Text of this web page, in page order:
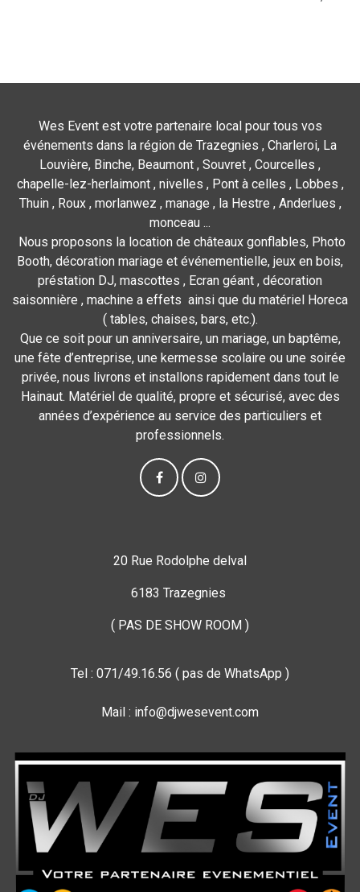
Wes Event est votre partenaire local pour tous vos
événements dans la région de Trazegnies , Charleroi, La
Louvière, Binche, Beaumont , Souvret , Courcelles ,
chapelle-lez-herlaimont , nivelles , Pont à celles , Lobbes ,
Thuin , Roux , morlanwez , manage , la Hestre , Anderlues ,
monceau ...
Nous proposons la location de châteaux gonflables, Photo
Booth, décoration mariage et événementielle, jeux en bois,
préstation DJ, mascottes , Ecran géant , décoration
saisonnière , machine a effets ainsi que du matériel Horeca
( tables, chaises, bars, etc.).
Que ce soit pour un anniversaire, un mariage, un baptême,
une fête d’entreprise, une kermesse scolaire ou une soirée
privée, nous livrons et installons rapidement dans tout le
Hainaut. Matériel de qualité, propre et sécurisé, avec des
années d’expérience au service des particuliers et
professionnels.
20 Rue Rodolphe delval
6183 Trazegnies
( PAS DE SHOW ROOM )
Tel : 071/49.16.56 ( pas de WhatsApp )
Mail : info@djwesevent.com